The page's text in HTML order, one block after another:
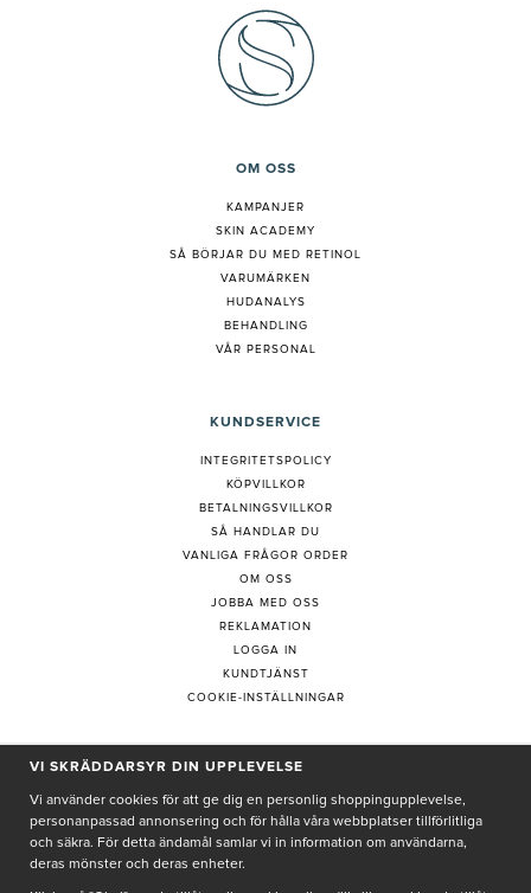
OM OSS
KAMPANJER
SKIN ACADEMY
SÅ BÖRJAR DU MED RETINOL
VARUMÄRKEN
HUDANALYS
BEHANDLING
VÅR PERSONAL
KUNDSERVICE
INTEGRITETSPOLICY
KÖPVILLKOR
BETALNINGSVILLKOR
SÅ HANDLAR DU
VANLIGA FRÅGOR ORDER
OM OSS
JOBBA MED OSS
REKLAMATION
LOGGA IN
KUNDTJÄNST
COOKIE-INSTÄLLNINGAR
PRENUMERERA PÅ NYHETSBREV
VI SKRÄDDARSYR DIN UPPLEVELSE
Vi använder cookies för att ge dig en personlig shoppingupplevelse,
personanpassad annonsering och för hålla våra webbplatser tillförlitliga
och säkra. För detta ändamål samlar vi in information om användarna,
deras mönster och deras enheter.